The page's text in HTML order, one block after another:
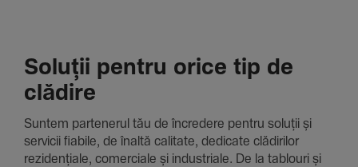
Soluții pentru orice tip de
clădire
Suntem parte­nerul tău de încre­dere pentru soluții și
servicii fiabile, de înaltă cali­tate, dedi­cate clădi­rilor
rezi­den­țiale, comer­ciale și indus­triale. De la tablouri și